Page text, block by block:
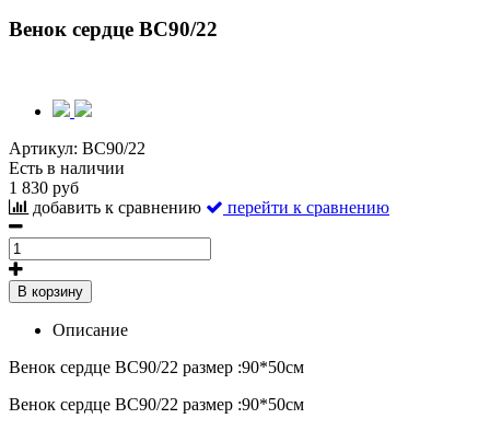
Венок сердце ВС90/22
Артикул: ВС90/22
Есть в наличии
1 830 руб
добавить к сравнению
перейти к сравнению
В корзину
Описание
Венок сердце ВС90/22 размер :90*50см
Венок сердце ВС90/22 размер :90*50см